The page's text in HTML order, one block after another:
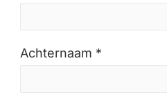
Achternaam *